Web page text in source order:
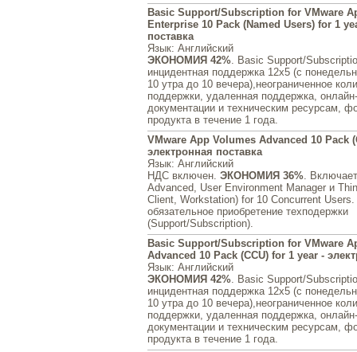
Basic Support/Subscription for VMware
Enterprise 10 Pack (Named Users) for 1
поставка
Язык: Английский
ЭКОНОМИЯ 42%. Basic Support/
инцидентная поддержка 12x5 (с
10 утра до 10 вечера),неограниченное
поддержки, удаленная поддержка,
документации и техническим ресурсам,
продукта в течение 1 года.
VMware App Volumes Advanced 10 Pack
электронная поставка
Язык: Английский
НДС включен. ЭКОНОМИЯ 36%.
Advanced, User Environment Manager и
Client, Workstation) for 10 Concurrent Users.
обязательное приобретение техподержки
(Support/Subscription).
Basic Support/Subscription for VMware
Advanced 10 Pack (CCU) for 1 year -
Язык: Английский
ЭКОНОМИЯ 42%. Basic Support/
инцидентная поддержка 12x5 (с
10 утра до 10 вечера),неограниченное
поддержки, удаленная поддержка,
документации и техническим ресурсам,
продукта в течение 1 года.